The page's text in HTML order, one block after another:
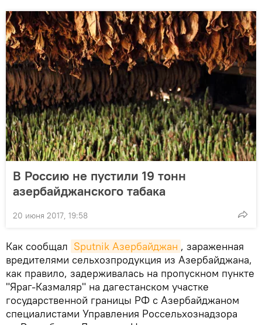
В Россию не пустили 19 тонн
азербайджанского табака
20 июня 2017, 19:58
Как сообщал Sputnik Азербайджан , зараженная
вредителями сельхозпродукция из Азербайджана,
как правило, задерживалась на пропускном пункте
"Яраг-Казмаляр" на дагестанском участке
государственной границы РФ с Азербайджаном
специалистами Управления Россельхознадзора